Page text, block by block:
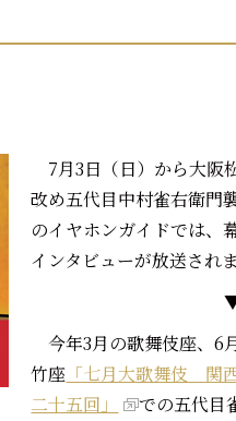
7月3日（日）から大阪
改め五代目中村雀右衛門
のイヤホンガイドでは、
インタビューが放送されま
今年3月の歌舞伎座、6
竹座 「七月大歌舞伎 関
二十五回」
での五代目